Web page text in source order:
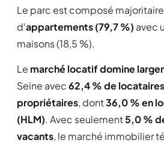
Le parc est composé
d'appartements (79,7 %) avec
maisons (18,5 %).
Le marché locatif domine
Seine avec62,4 % de locataires
propriétaires, dont36,0 % en
(HLM). Avec seulement5,0 %
vacants, le marché immobilier